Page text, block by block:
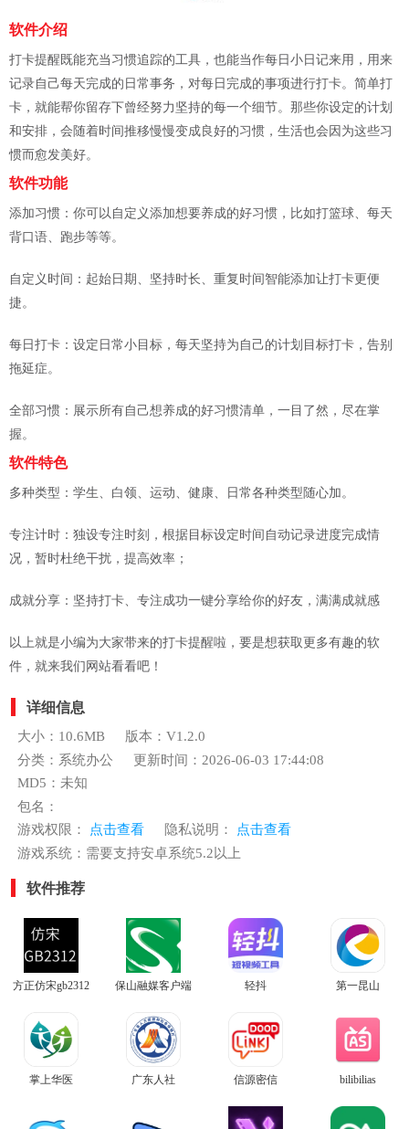
软件介绍
打卡提醒既能充当习惯追踪的工具，也能当作每日小日记来用，用来
记录自己每天完成的日常事务，对每日完成的事项进行打卡。简单打
卡，就能帮你留存下曾经努力坚持的每一个细节。那些你设定的计划
和安排，会随着时间推移慢慢变成良好的习惯，生活也会因为这些习
惯而愈发美好。
软件功能
添加习惯：你可以自定义添加想要养成的好习惯，比如打篮球、每天
背口语、跑步等等。
自定义时间：起始日期、坚持时长、重复时间智能添加让打卡更便
捷。
每日打卡：设定日常小目标，每天坚持为自己的计划目标打卡，告别
拖延症。
全部习惯：展示所有自己想养成的好习惯清单，一目了然，尽在掌
握。
软件特色
多种类型：学生、白领、运动、健康、日常各种类型随心加。
专注计时：独设专注时刻，根据目标设定时间自动记录进度完成情
况，暂时杜绝干扰，提高效率；
成就分享：坚持打卡、专注成功一键分享给你的好友，满满成就感
以上就是小编为大家带来的打卡提醒啦，要是想获取更多有趣的软
件，就来我们网站看看吧！
详细信息
大小：10.6MB
版本：V1.2.0
分类：系统办公
更新时间：2026-06-03 17:44:08
MD5：未知
包名：
游戏权限：
点击查看 隐私说明：
点击查看
游戏系统：需要支持安卓系统5.2以上
软件推荐
方正仿宋gb2312 保山融媒客户端 轻抖 第一昆山
掌上华医 广东人社 信源密信 bilibilias